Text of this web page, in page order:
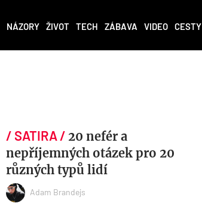
NÁZORY ŽIVOT TECH ZÁBAVA VIDEO CESTY
20 nefér a
nepříjemných otázek pro 20
různých typů lidí
Adam Brandejs